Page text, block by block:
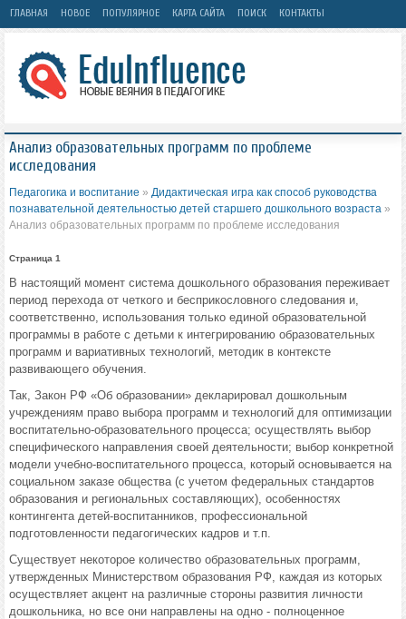
ГЛАВНАЯ НОВОЕ ПОПУЛЯРНОЕ КАРТА САЙТА ПОИСК КОНТАКТЫ
Анализ образовательных программ по проблеме
исследования
Педагогика и воспитание » Дидактическая игра как способ руководства
познавательной деятельностью детей старшего дошкольного возраста »
Анализ образовательных программ по проблеме исследования
Страница 1
В настоящий момент система дошкольного образования переживает
период перехода от четкого и бесприкословного следования и,
соответственно, использования только единой образовательной
программы в работе с детьми к интегрированию образовательных
программ и вариативных технологий, методик в контексте
развивающего обучения.
Так, Закон РФ «Об образовании» декларировал дошкольным
учреждениям право выбора программ и технологий для оптимизации
воспитательно-образовательного процесса; осуществлять выбор
специфического направления своей деятельности; выбор конкретной
модели учебно-воспитательного процесса, который основывается на
социальном заказе общества (с учетом федеральных стандартов
образования и региональных составляющих), особенностях
контингента детей-воспитанников, профессиональной
подготовленности педагогических кадров и т.п.
Существует некоторое количество образовательных программ,
утвержденных Министерством образования РФ, каждая из которых
осуществляет акцент на различные стороны развития личности
дошкольника, но все они направлены на одно - полноценное